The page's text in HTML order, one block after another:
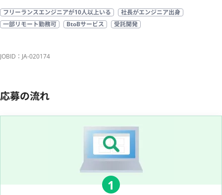
フリーランスエンジニアが10人以上いる
社長がエンジニア出身
一部リモート勤務可
BtoBサービス 受託開発
JOBID：JA-020174
応募の流れ
1